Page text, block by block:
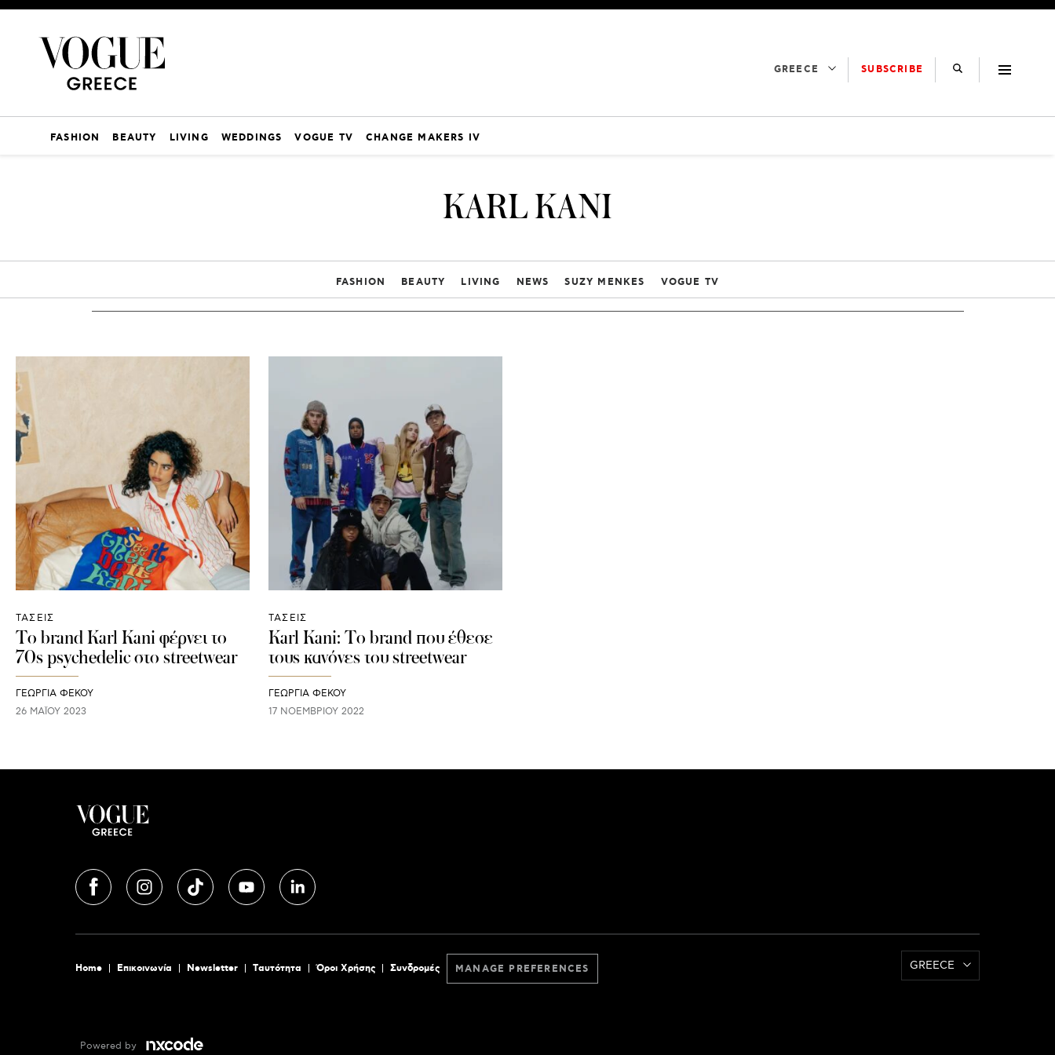
GREECE SUBSCRIBE
FASHION BEAUTY LIVING WEDDINGS VOGUE TV CHANGE MAKERS IV
KARL KANI
FASHION BEAUTY LIVING NEWS SUZY MENKES VOGUE TV
ΤΑΣΕΙΣ
To brand Karl Kani φέρνει το
70s psychedelic στο streetwear
ΓΕΩΡΓΙΑ ΦΕΚΟΥ
26 ΜΑΪ́ΟΥ 2023
ΤΑΣΕΙΣ
Karl Kani: Το brand που έθεσε
τους κανόνες του streetwear
ΓΕΩΡΓΙΑ ΦΕΚΟΥ
17 ΝΟΕΜΒΡΊΟΥ 2022
Home Επικοινωνία Newsletter Tαυτότητα Όροι Χρήσης Συνδρομές MANAGE PREFERENCES GREECE
Powered by